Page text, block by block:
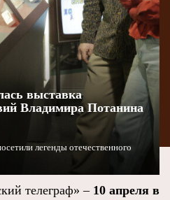
выставка
Владимира Потанина
легенды отечественного
телеграф» – 10 апреля в